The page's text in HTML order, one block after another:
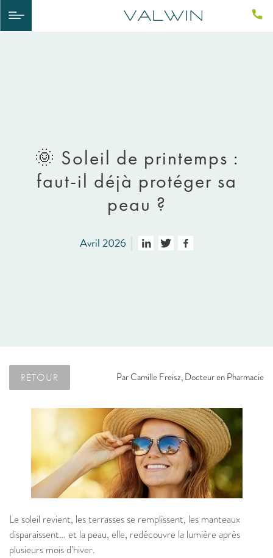
🌞 Soleil de printemps :
faut-il déjà protéger sa
peau ?
Avril 2026
RETOUR ParCamille Freisz, Docteur en Pharmacie
Le soleil revient, les terrasses se remplissent, les manteaux
disparaissent… et la peau, elle, redécouvre la lumière après
plusieurs mois d’hiver.